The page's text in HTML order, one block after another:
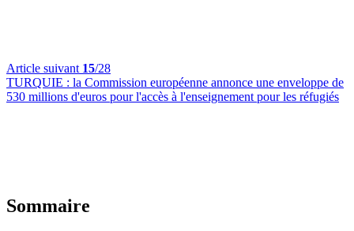
Article suivant 15/28
TURQUIE : la Commission européenne annonce une enveloppe de
530 millions d'euros pour l'accès à l'enseignement pour les réfugiés
Sommaire